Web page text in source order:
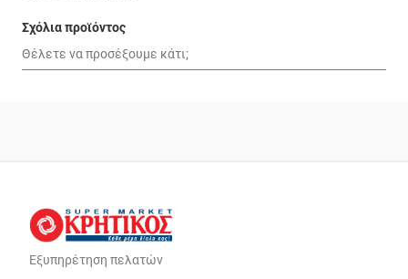
Σχόλια προϊόντος
Εξυπηρέτηση πελατών